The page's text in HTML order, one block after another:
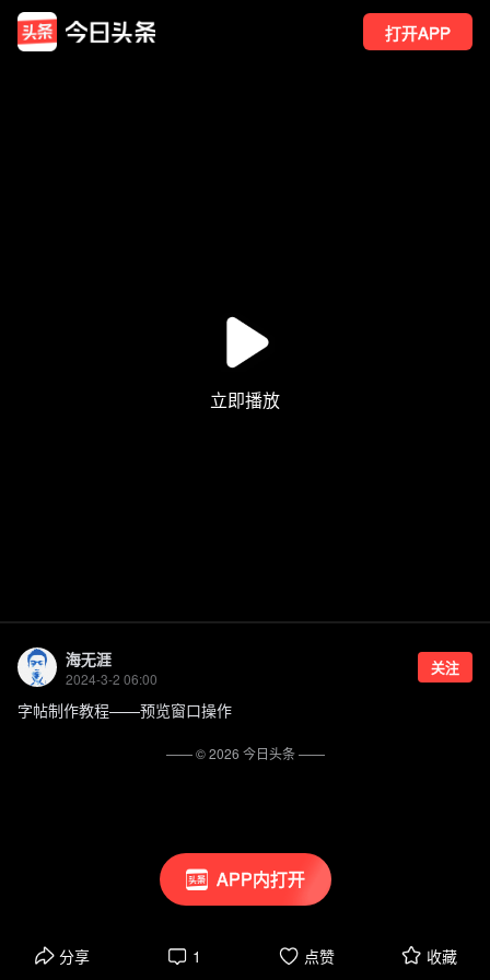
打开APP
APP内打开
海无涯
2024-3-2 06:00
关注
字帖制作教程——预览窗口操作
分享 1 点赞 收藏
—— ©2026 今日头条——